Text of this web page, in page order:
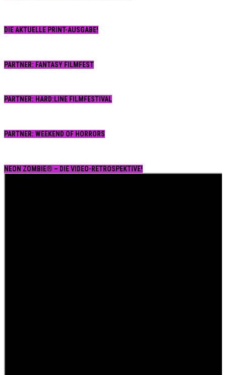
DIE AKTUELLE PRINT-AUSGABE!
PARTNER: FANTASY FILMFEST
PARTNER: HARD:LINE FILMFESTIVAL
PARTNER: WEEKEND OF HORRORS
NEON ZOMBIE® – DIE VIDEO-RETROSPEKTIVE!